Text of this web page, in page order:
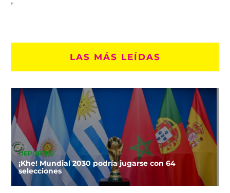
LAS MÁS LEÍDAS
DEPORTES
¡Khe! Mundial 2030 podría jugarse con 64
selecciones